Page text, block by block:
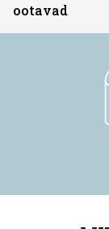
ootavad